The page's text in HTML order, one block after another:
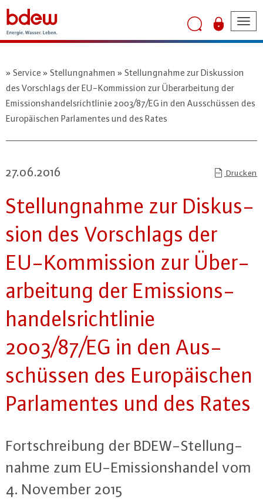
Service Stellungnahmen
Stellungnahme zur Diskussion
des Vorschlags der EU-Kommission zur Überarbeitung der
Emissionshandelsrichtlinie 2003/87/EG in den Ausschüssen des
Europäischen Parlamentes und des Rates
27.06.2016 Drucken
Stel­lung­nah­me zur Dis­kus­
si­on des Vor­schlags der
EU-Kom­mis­si­on zur Über­
ar­bei­tung der Emis­si­ons­
han­dels­richt­li­nie
2003/87/EG in den Aus­
schüs­sen des Eu­ro­päi­schen
Par­la­men­tes und des Rates
Fort­schrei­bung der BDEW-Stel­lung­
nah­me zum EU-Emis­si­ons­han­del vom
4. November 2015